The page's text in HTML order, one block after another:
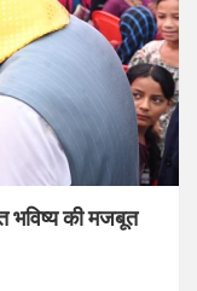
भविष्य की मजबूत